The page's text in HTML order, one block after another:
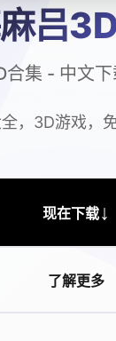
吕
合集 - 中文
，3D游戏，
现在下载↓
了解更多